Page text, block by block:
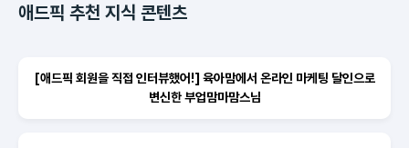
애드픽 추천 지식 콘텐츠
[애드픽 회원을 직접 인터뷰했어!] 육아맘에서 온라인 마케팅 달인으로
변신한 부업맘마맘스님